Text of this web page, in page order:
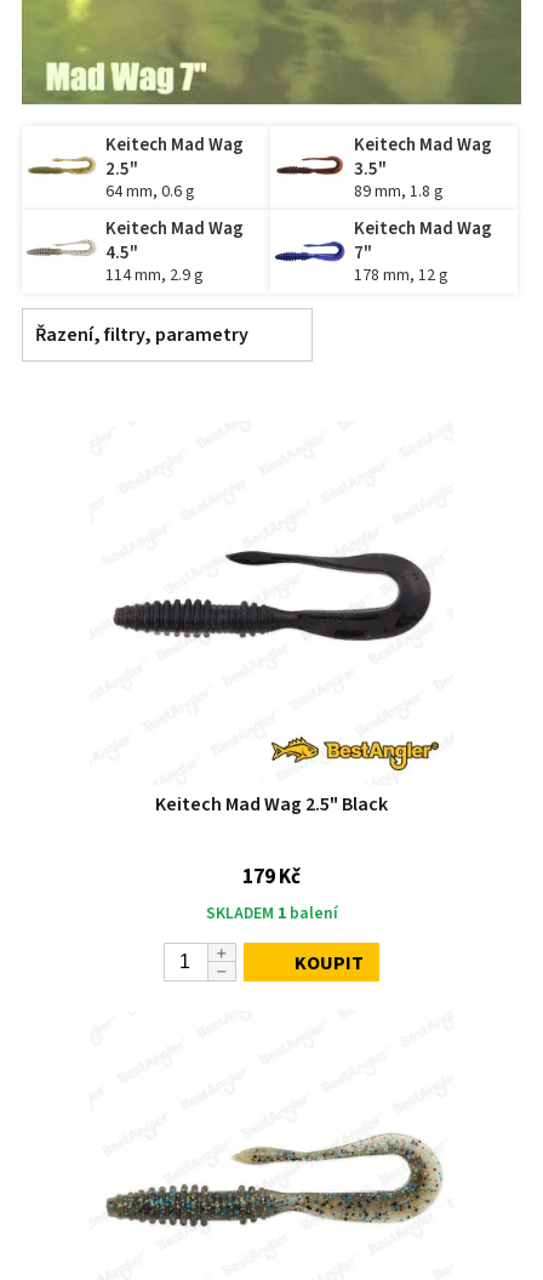
Keitech Mad Wag
2.5"
64 mm, 0.6 g
Keitech Mad Wag
3.5"
89 mm, 1.8 g
Keitech Mad Wag
4.5"
114 mm, 2.9 g
Keitech Mad Wag
7"
178 mm, 12 g
Řazení, filtry, parametry
Keitech Mad Wag 2.5" Black
179 Kč
SKLADEM 1balení
KOUPIT